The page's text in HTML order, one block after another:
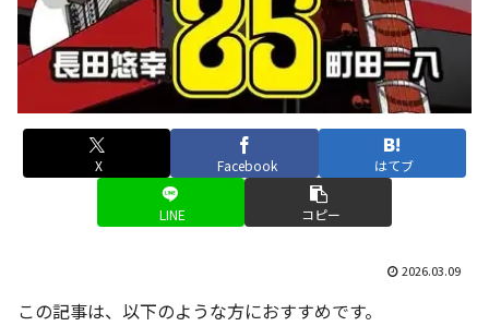
X Facebook はてブ
LINE コピー
2026.03.09
この記事は、以下のような方におすすめです。